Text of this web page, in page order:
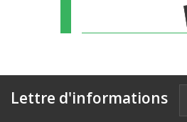
Lettre d'informations